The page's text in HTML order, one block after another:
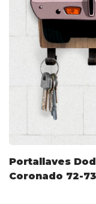
Portallaves
Coronado 72-